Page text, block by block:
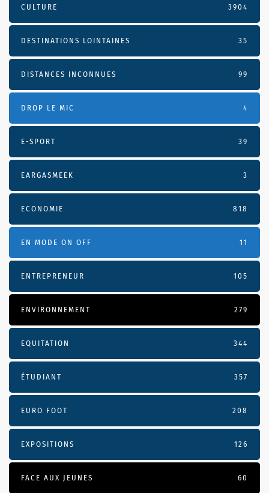
CULTURE 3904
DESTINATIONS LOINTAINES 35
DISTANCES INCONNUES 99
DROP LE MIC 4
E-SPORT 39
EARGASMEEK 3
ECONOMIE 818
EN MODE ON OFF 11
ENTREPRENEUR 105
ENVIRONNEMENT 279
EQUITATION 344
ÉTUDIANT 357
EURO FOOT 208
EXPOSITIONS 126
FACE AUX JEUNES 60